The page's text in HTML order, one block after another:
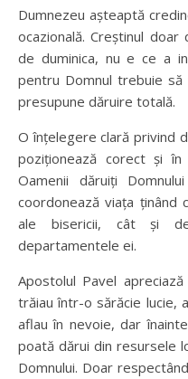
Dumnezeu așteaptă
ocazională. Creștinul
de duminica, nu e ce a
pentru Domnul trebuie
presupune dăruire totală.
O înțelegere clară privind
poziționează corect și
Oamenii dăruiți
coordonează viața
ale bisericii, cât și
departamentele ei.
Apostolul Pavel
trăiau într-o sărăcie lucie,
aflau în nevoie, dar
poată dărui din resursele
Domnului. Doar